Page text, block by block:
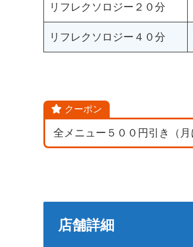
リフレクソロジー２０分
リフレクソロジー４０分
クーポン
全メニュー５００円引き（月
店舗詳細